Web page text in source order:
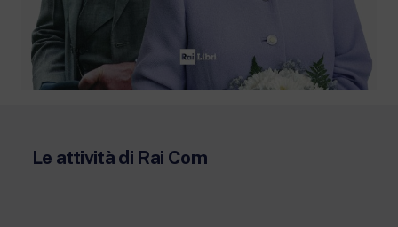
Le attività di Rai Com